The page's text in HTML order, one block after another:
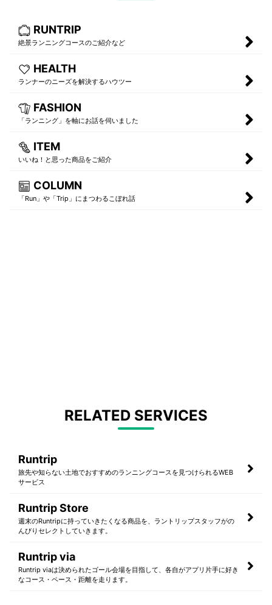
RUNTRIP
絶景ランニングコースのご紹介など
HEALTH
ランナーのニーズを解決するハウツー
FASHION
「ランニング」を軸にお話を伺いました
ITEM
いいね！と思った商品をご紹介
COLUMN
「Run」や「Trip」にまつわるこぼれ話
RELATED SERVICES
Runtrip
旅先や知らない土地でおすすめのランニングコースを見つけられるWEB
サービス
Runtrip Store
週末のRuntripに持っていきたくなる商品を、ラントリップスタッフがの
んびりセレクトしていきます。
Runtrip via
Runtrip viaは決められたゴール会場を目指して、各自がアプリ片手に好き
なコース・ペース・距離を走ります。